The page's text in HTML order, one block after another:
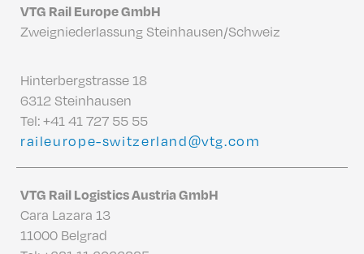
VTG Rail Europe GmbH
Zweigniederlassung Steinhausen/Schweiz
Hinterbergstrasse 18
6312 Steinhausen
Tel:+41 41 727 55 55
raileurope-switzerland@vtg.com
VTG Rail Logistics Austria GmbH
Cara Lazara 13
11000 Belgrad